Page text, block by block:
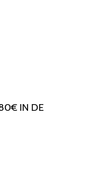
IN DE